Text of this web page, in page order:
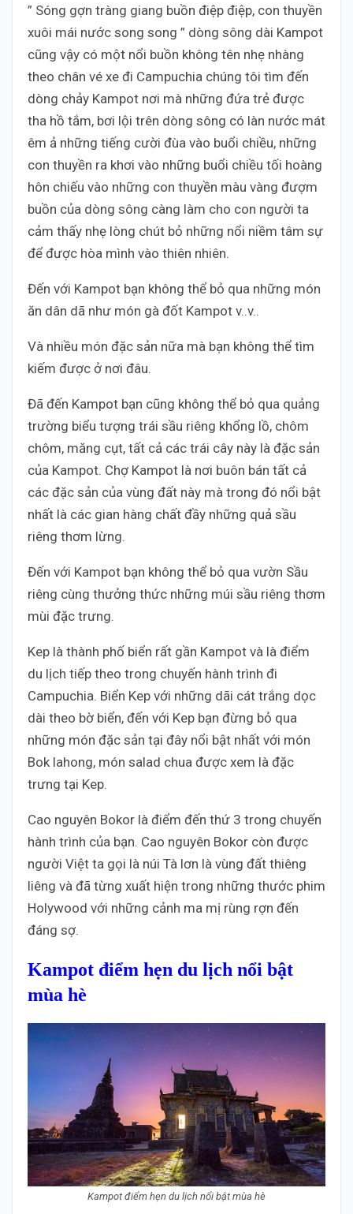
” Sóng gợn tràng giang buồn điệp điệp, con thuyền
xuôi mái nước song song ” dòng sông dài Kampot
cũng vậy có một nổi buồn không tên nhẹ nhàng
theo chân vé xe đi Campuchia chúng tôi tìm đến
dòng chảy Kampot nơi mà những đứa trẻ được
tha hồ tắm, bơi lội trên dòng sông có làn nước mát
êm ả những tiếng cười đùa vào buổi chiều, những
con thuyền ra khơi vào những buổi chiều tối hoàng
hôn chiếu vào những con thuyền màu vàng đượm
buồn của dòng sông càng làm cho con người ta
cảm thấy nhẹ lòng chút bỏ những nổi niềm tâm sự
để được hòa mình vào thiên nhiên.
Đến với Kampot bạn không thể bỏ qua những món
ăn dân dã như món gà đốt Kampot v..v..
Và nhiều món đặc sản nữa mà bạn không thể tìm
kiếm được ở nơi đâu.
Đã đến Kampot bạn cũng không thể bỏ qua quảng
trường biểu tượng trái sầu riêng khổng lồ, chôm
chôm, măng cụt, tất cả các trái cây này là đặc sản
của Kampot. Chợ Kampot là nơi buôn bán tất cả
các đặc sản của vùng đất này mà trong đó nổi bật
nhất là các gian hàng chất đầy những quả sầu
riêng thơm lừng.
Đến với Kampot bạn không thể bỏ qua vườn Sầu
riêng cùng thưởng thức những múi sầu riêng thơm
mùi đặc trưng.
Kep là thành phố biển rất gần Kampot và là điểm
du lịch tiếp theo trong chuyến hành trình đi
Campuchia. Biển Kep với những dãi cát trắng dọc
dài theo bờ biển, đến với Kep bạn đừng bỏ qua
những món đặc sản tại đây nổi bật nhất với món
Bok lahong, món salad chua được xem là đặc
trưng tại Kep.
Cao nguyên Bokor là điểm đến thứ 3 trong chuyến
hành trình của bạn. Cao nguyên Bokor còn được
người Việt ta gọi là núi Tà lơn là vùng đất thiêng
liêng và đã từng xuất hiện trong những thước phim
Holywood với những cảnh ma mị rùng rợn đến
đáng sợ.
Kampot điểm hẹn du lịch nổi bật
mùa hè
Kampot điểm hẹn du lịch nổi bật mùa hè